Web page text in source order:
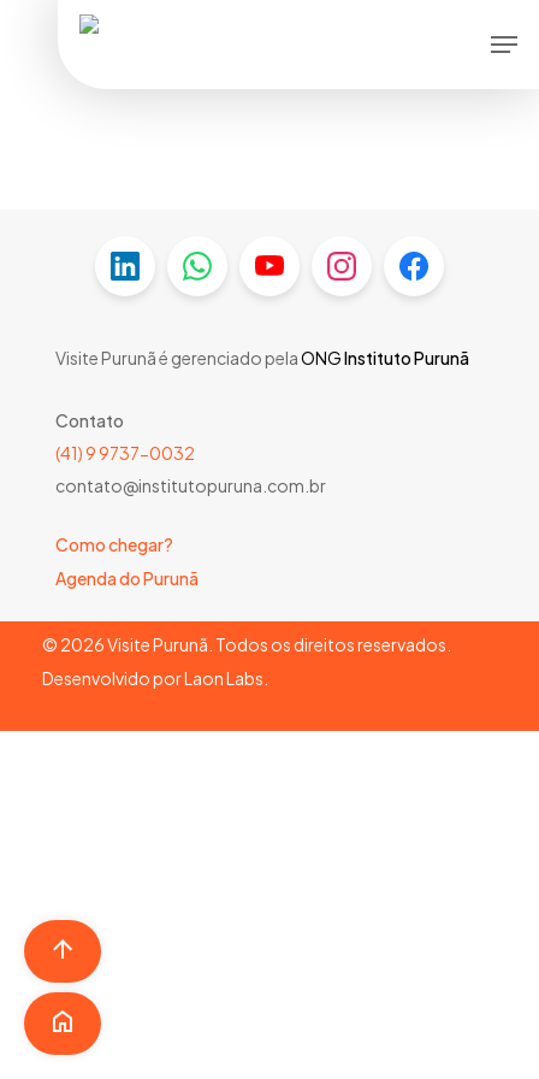
Visite Purunã é gerenciado pelaONGInstituto Purunã
Contato
(41) 9 9737-0032
contato@institutopuruna.com.br
Como chegar?
Agenda do Purunã
© 2026Visite Purunã. Todos os direitos reservados.
Desenvolvido porLaon Labs